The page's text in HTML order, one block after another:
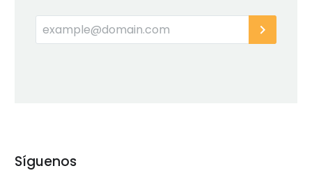
Síguenos